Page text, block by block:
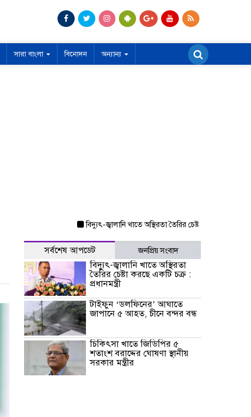
সারা বাংলা বিনোদন অন্যান্য
বিদ্যুৎ-জ্বালানি খাতে অস্থিরতা তৈরির চেষ্টা করছে একটি চক্র :
সর্বশেষ আপডেট জনপ্রিয় সংবাদ
বিদ্যুৎ-জ্বালানি খাতে অস্থিরতা
তৈরির চেষ্টা করছে একটি চক্র :
প্রধানমন্ত্রী
টাইফুন ‘ডলফিনের’ আঘাতে
জাপানে ৫ আহত, চীনে বন্দর বন্ধ
চিকিৎসা খাতে জিডিপির ৫
শতাংশ বরাদ্দের ঘোষণা স্থানীয়
সরকার মন্ত্রীর